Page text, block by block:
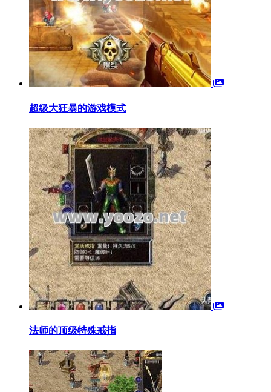
超级大狂暴的游戏模式
法师的顶级特殊戒指